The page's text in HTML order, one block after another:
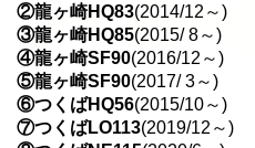
②龍ヶ崎HQ83(2014/12～)
③龍ヶ崎HQ85(2015/ 8～)
④龍ヶ崎SF90(2016/12～)
⑤龍ヶ崎SF90(2017/ 3～)
⑥つくばHQ56(2015/10～)
⑦つくばLO113(2019/12～)